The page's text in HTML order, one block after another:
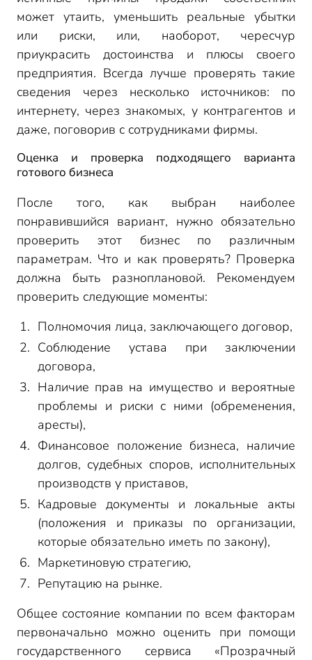
может утаить, уменьшить реальные убытки
или риски, или, наоборот, чересчур
приукрасить достоинства и плюсы своего
предприятия. Всегда лучше проверять такие
сведения через несколько источников: по
интернету, через знакомых, у контрагентов и
даже, поговорив с сотрудниками фирмы.
Оценка и проверка подходящего варианта
готового бизнеса
После того, как выбран наиболее
понравившийся вариант, нужно обязательно
проверить этот бизнес по различным
параметрам. Что и как проверять? Проверка
должна быть разноплановой. Рекомендуем
проверить следующие моменты:
Полномочия лица, заключающего договор,
Соблюдение устава при заключении
договора,
Наличие прав на имущество и вероятные
проблемы и риски с ними (обременения,
аресты),
Финансовое положение бизнеса, наличие
долгов, судебных споров, исполнительных
производств у приставов,
Кадровые документы и локальные акты
(положения и приказы по организации,
которые обязательно иметь по закону),
Маркетиновую стратегию,
Репутацию на рынке.
Общее состояние компании по всем факторам
первоначально можно оценить при помощи
государственного сервиса «Прозрачный